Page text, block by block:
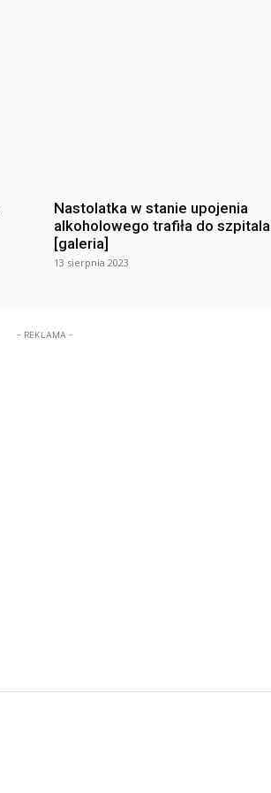
Nastolatka w stanie upojenia
alkoholowego trafiła do szpitala
[galeria]
13 sierpnia 2023
- REKLAMA -